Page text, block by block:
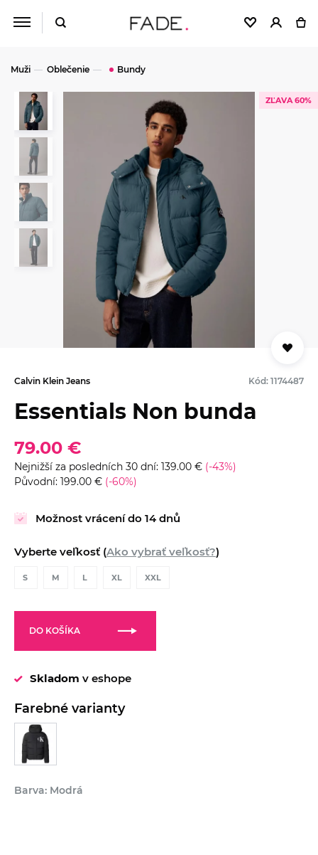
Muži Oblečenie Bundy
ZĽAVA 60%
Calvin Klein Jeans Kód: 1174487
Essentials Non bunda
79.00 €
Nejnižší za posledních 30 dní: 139.00 € (-43%)
Původní: 199.00 € (-60%)
Možnost vrácení do 14 dnů
Vyberte veľkosť (Ako vybrať veľkosť?)
S M L XL XXL
DO KOŠÍKA
Skladom v eshope
Farebné varianty
Barva: Modrá